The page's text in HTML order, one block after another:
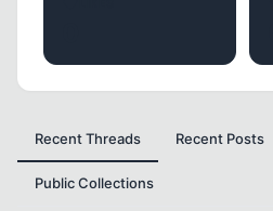
Recent Threads Recent Posts
Public Collections